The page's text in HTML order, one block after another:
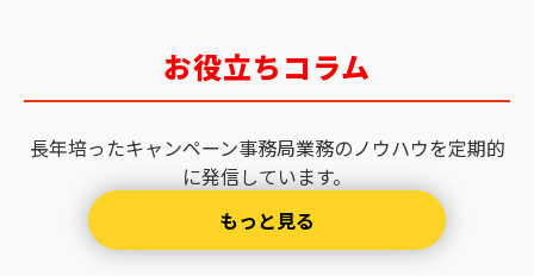
お役立ちコラム
長年培ったキャンペーン事務局業務のノウハウを定期的
に発信しています。
もっと見る